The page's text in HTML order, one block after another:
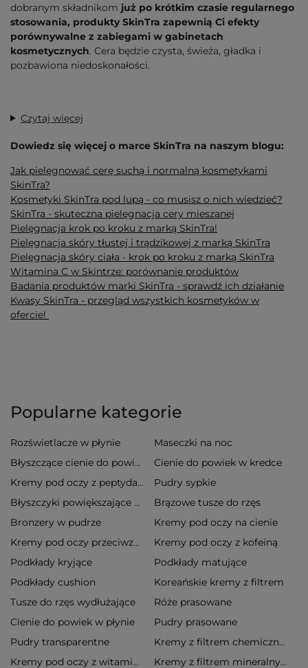
dobranym składnikom już po krótkim czasie regularnego
stosowania, produkty SkinTra zapewnią Ci efekty
porównywalne z zabiegami w gabinetach
kosmetycznych. Cera będzie czysta, świeża, gładka i
pozbawiona niedoskonałości.
Czytaj więcej
Dowiedz się więcej o marce SkinTra na naszym blogu:
Jak pielęgnować cerę suchą i normalną kosmetykami
SkinTra?
Kosmetyki SkinTra pod lupą - co musisz o nich wiedzieć?
SkinTra - skuteczna pielęgnacja cery mieszanej
Pielęgnacja krok po kroku z marką SkinTra!
Pielęgnacja skóry tłustej i trądzikowej z marką SkinTra
Pielęgnacja skóry ciała - krok po kroku z marką SkinTra
Witamina C w Skintrze: porównanie produktów
Badania produktów marki SkinTra - sprawdź ich działanie
Kwasy SkinTra - przegląd wszystkich kosmetyków w
ofercie!
Popularne kategorie
Rozświetlacze w płynie Maseczki na noc
Błyszczące cienie do powiek Cienie do powiek w kredce
Kremy pod oczy z peptydami Pudry sypkie
Błyszczyki powiększające usta
Brązowe tusze do rzęs
Bronzery w pudrze
Kremy pod oczy na cienie
Kremy pod oczy przeciwzmarszczkowe
Kremy pod oczy z kofeiną
Podkłady kryjące
Podkłady matujące
Podkłady cushion
Koreańskie kremy z filtrem
Tusze do rzęs wydłużające
Róże prasowane
Cienie do powiek w płynie
Pudry prasowane
Pudry transparentne
Kremy z filtrem chemicznym
Kremy pod oczy z witaminą c
Kremy z filtrem mineralnym